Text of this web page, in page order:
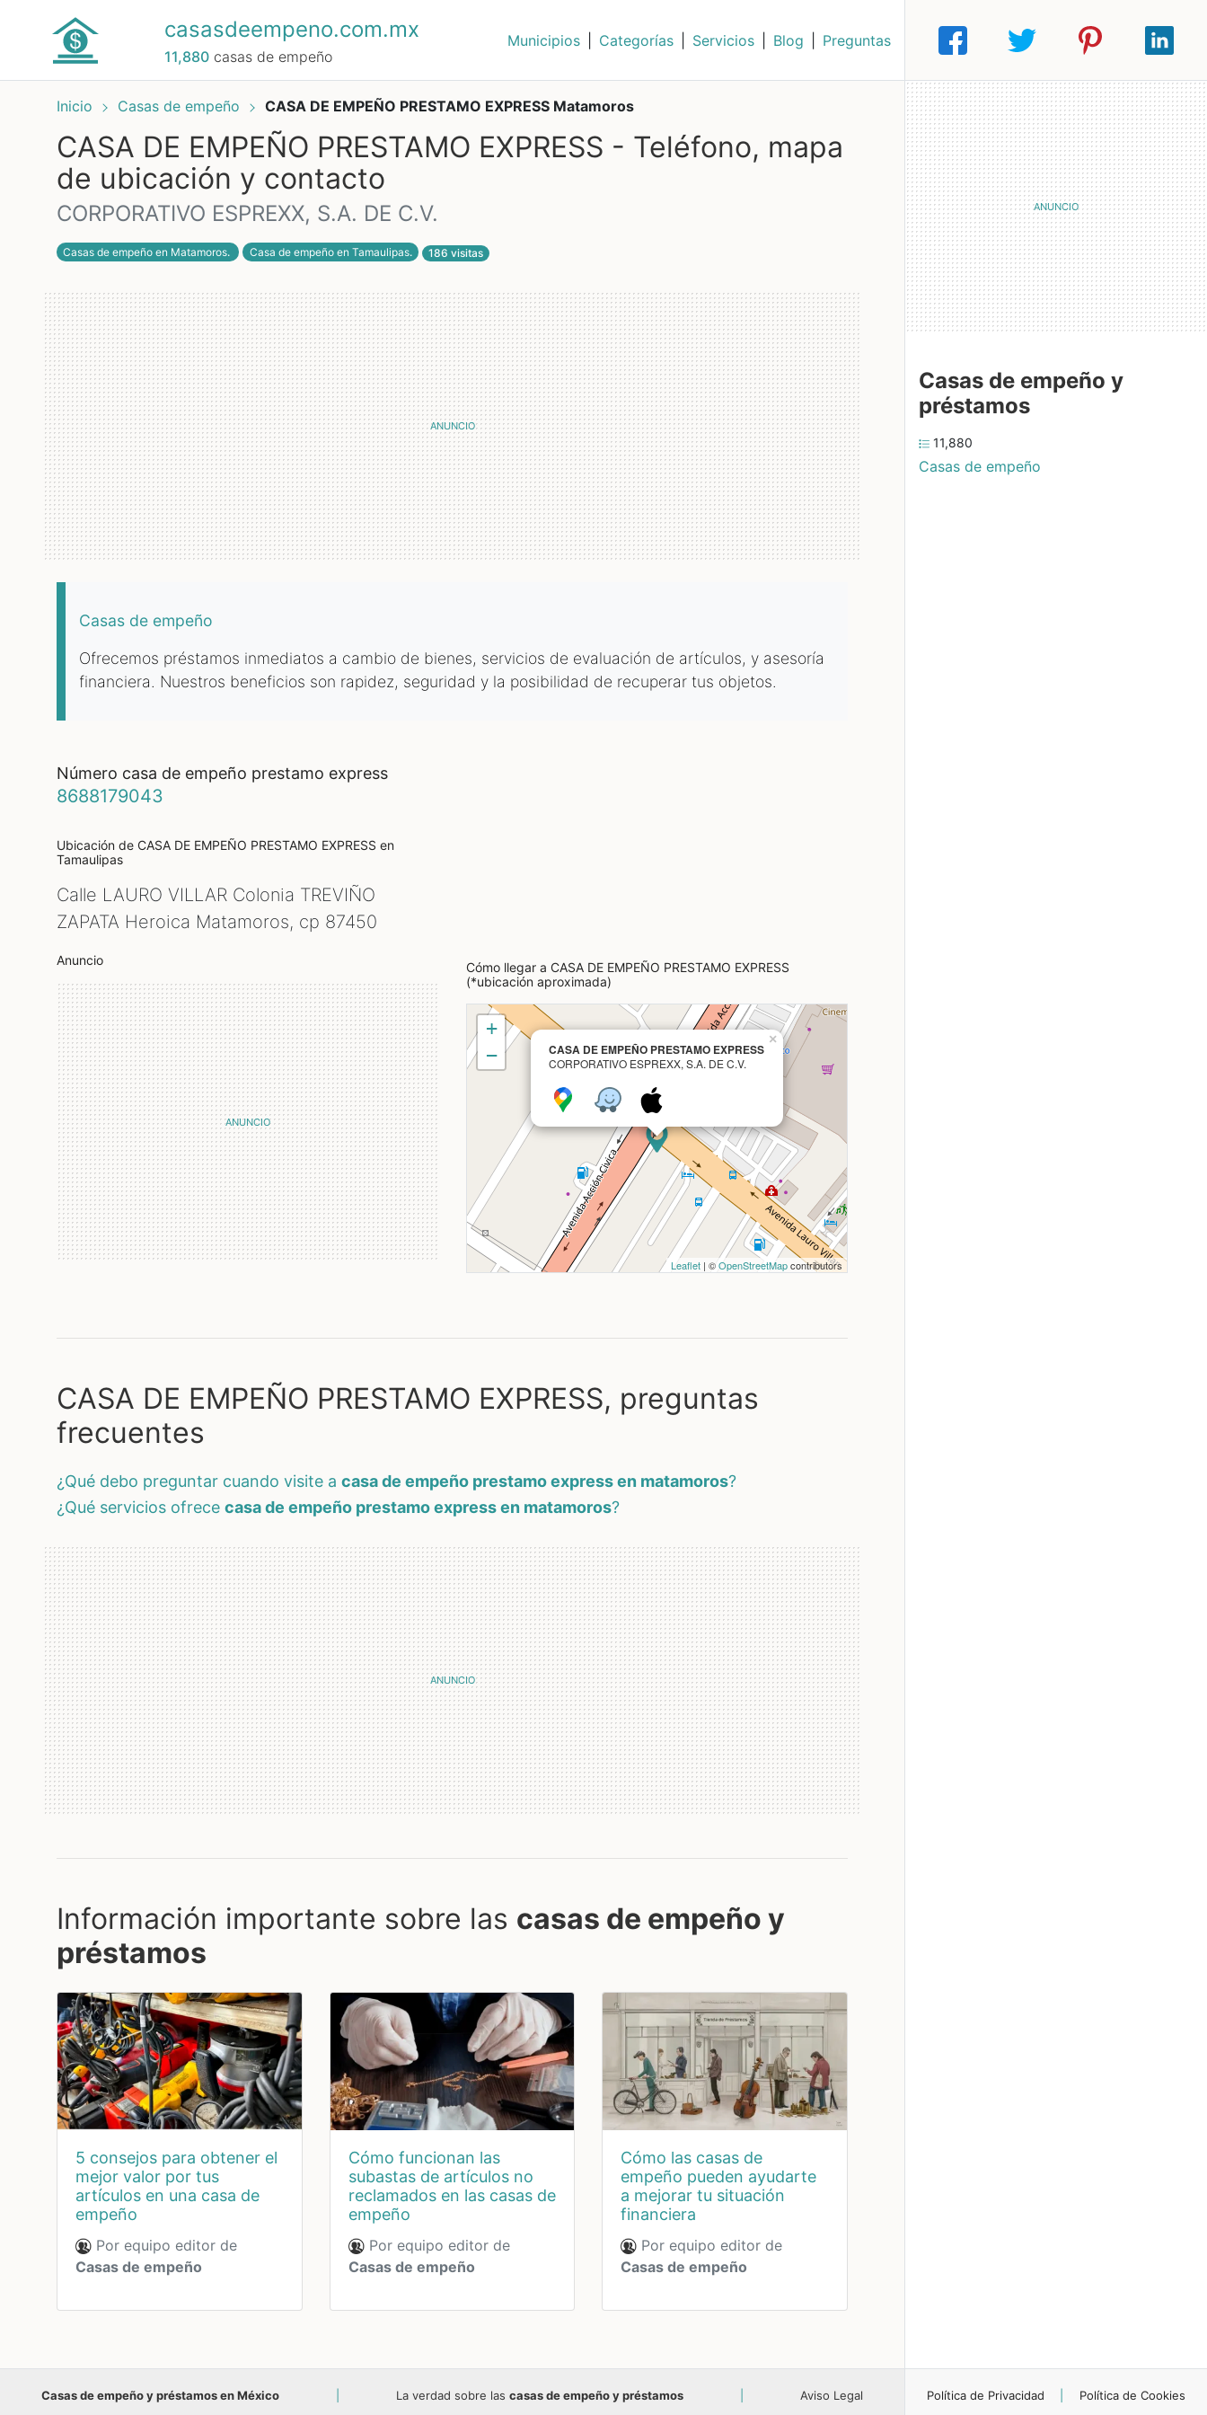
casasdeempeno.com.mx
11,880casas de empeño
Municipios Categorías Servicios Blog Preguntas
Inicio Casas de empeño CASA DE EMPEÑO PRESTAMO EXPRESS Matamoros
CASA DE EMPEÑO PRESTAMO EXPRESS - Teléfono, mapa
de ubicación y contacto
CORPORATIVO ESPREXX, S.A. DE C.V.
Casas de empeño en Matamoros. Casa de empeño en Tamaulipas. 186 visitas
Casas de empeño
Ofrecemos préstamos inmediatos a cambio de bienes, servicios de evaluación de artículos, y asesoría
financiera. Nuestros beneficios son rapidez, seguridad y la posibilidad de recuperar tus objetos.
número casa de empeño prestamo express
8688179043
Ubicación de CASA DE EMPEÑO PRESTAMO EXPRESS en
Tamaulipas
Calle LAURO VILLAR Colonia TREVIÑO
ZAPATA Heroica Matamoros, cp 87450
Anuncio
Cómo llegar a CASA DE EMPEÑO PRESTAMO EXPRESS
(*ubicación aproximada)
CASA DE EMPEÑO PRESTAMO EXPRESS
CORPORATIVO ESPREXX, S.A. DE C.V.
×
+
−
Leaflet | ©OpenStreetMapcontributors
CASA DE EMPEÑO PRESTAMO EXPRESS, preguntas
frecuentes
¿qué debo preguntar cuando visite a casa de empeño prestamo express en matamoros?
¿qué servicios ofrece casa de empeño prestamo express en matamoros?
Información importante sobre las casas de empeño y
préstamos
5 consejos para obtener el
mejor valor por tus
artículos en una casa de
empeño
Por equipo editor de
Casas de empeño
cómo funcionan las
subastas de artículos no
reclamados en las casas de
empeño
Por equipo editor de
Casas de empeño
cómo las casas de
empeño pueden ayudarte
a mejorar tu situación
financiera
Por equipo editor de
Casas de empeño
Casas de empeño y préstamos en México La verdad sobre las casas de empeño y préstamos Aviso Legal
Casas de empeño y
préstamos
11,880
Casas de empeño
Política de Privacidad Política de Cookies